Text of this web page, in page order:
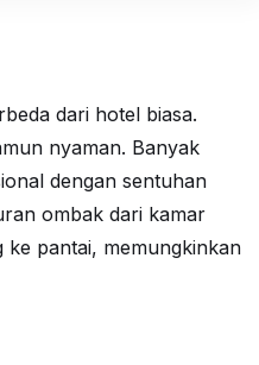
dari hotel biasa.
nyaman. Banyak
dengan sentuhan
ombak dari kamar
ke pantai, memungkinkan